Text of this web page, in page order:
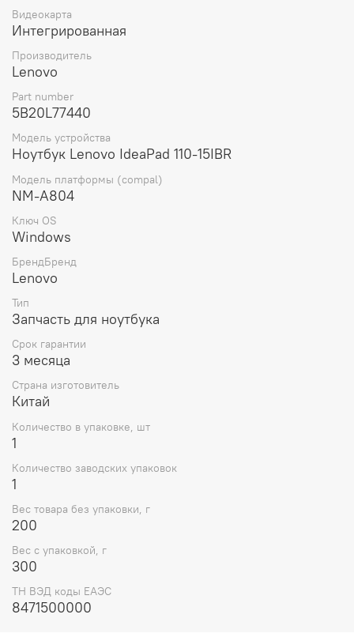
Комплектация материнской платы включает в себя
Вес материнской платы составляет 300 грамм, что
делает ее легкой и удобной для установки и
транспортировки.
Выбирая материнскую плату для ноутбука Lenovo
ideapad 110-15IBR NM-A804 N3060 100M 4G WIN UMA
(5B20L77440), вы получаете оригинальную запчасть от
проверенного производителя, которая обеспечит
стабильную работу вашего устройства и продлит его
срок службы.
Видеокарта
Интегрированная
Производитель
Lenovo
Part number
5B20L77440
Модель устройства
Ноутбук Lenovo IdeaPad 110-15IBR
Модель платформы (compal)
NM-A804
Ключ OS
Windows
БрендБренд
Lenovo
Тип
Запчасть для ноутбука
Срок гарантии
3 месяца
Страна изготовитель
Китай
Количество в упаковке, шт
1
Количество заводских упаковок
1
Вес товара без упаковки, г
200
Вес с упаковкой, г
300
ТН ВЭД коды ЕАЭС
8471500000